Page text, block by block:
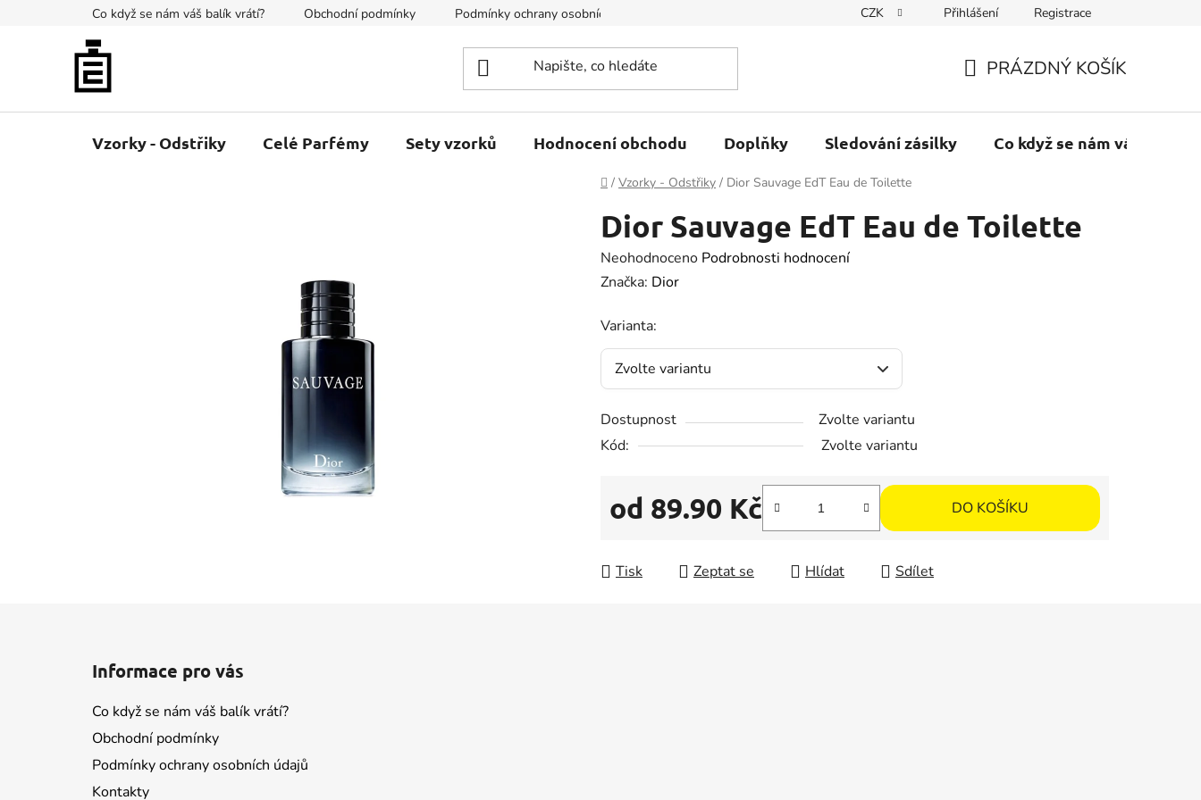
Co když se nám váš balík vrátí? Obchodní podmínky Podmínky ochrany osobních údajů CZK Přihlášení Registrace
KOŠÍK
PRÁZDNÝ KOŠÍK
Vzorky - Odstřiky Celé Parfémy Sety vzorků Hodnocení obchodu Doplňky Sledování zásilky Co když se nám váš balík
Domů
/ Vzorky - Odstřiky / Dior Sauvage EdT Eau de Toilette
Dior Sauvage EdT Eau de Toilette
Průměrné
hodnocení
je
0.0
hvězdiček.
Neohodnoceno Podrobnosti hodnocení
Značka: Dior
Varianta:
Dostupnost
Zvolte variantu
Kód:
Zvolte variantu
od 89.90 Kč DO KOŠÍKU
Tisk Zeptat se Hlídat Sdílet
Informace pro vás
Co když se nám váš balík vrátí?
Obchodní podmínky
Podmínky ochrany osobních údajů
Kontakty